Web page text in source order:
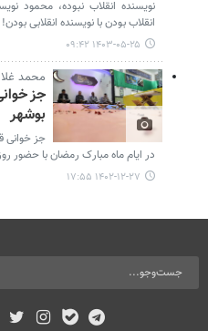
نویسنده انقلاب نبوده، محمود
انقلاب بودن با نویسنده انقلابی بودن!
۱۴۰۳-۰۵-۲۵ ۰۹:۴۲
محمد
جز
بوشهر
جز خوانی
در ایام ماه مبارک رمضان با حضور
۱۴۰۲-۱۲-۲۷ ۱۷:۵۵